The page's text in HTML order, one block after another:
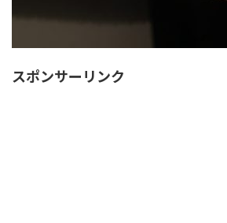
スポンサーリンク